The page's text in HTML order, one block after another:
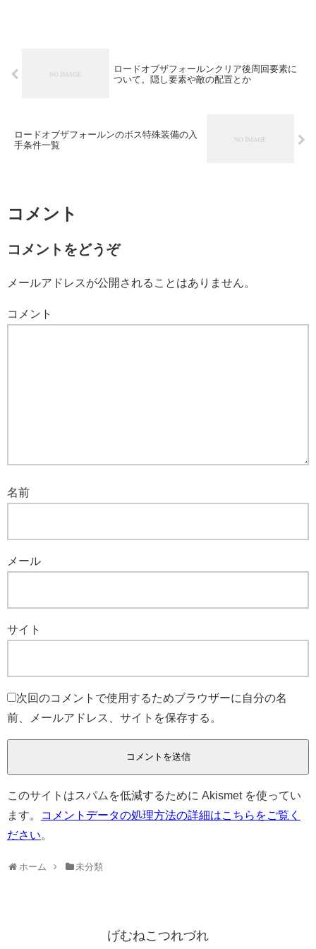
ロードオブザフォールンクリア後周回要素に
ついて。隠し要素や敵の配置とか
ロードオブザフォールンのボス特殊装備の入
手条件一覧
コメント
コメントをどうぞ
メールアドレスが公開されることはありません。
コメント
名前
メール
サイト
次回のコメントで使用するためブラウザーに自分の名
前、メールアドレス、サイトを保存する。
このサイトはスパムを低減するために Akismet を使ってい
ます。
コメントデータの処理方法の詳細はこちらをご覧く
ださい。
ホーム 未分類
げむねこつれづれ